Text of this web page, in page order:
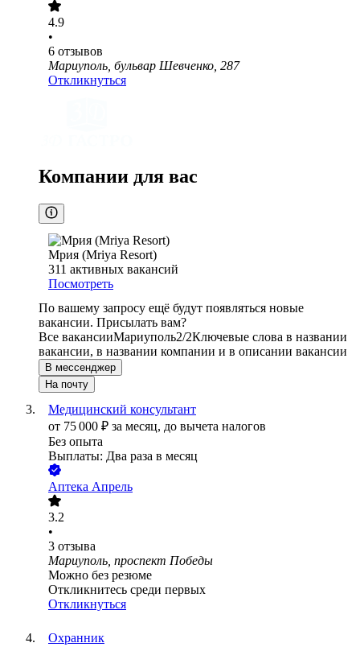
4.9
•
6 отзывов
Мариуполь, бульвар Шевченко, 287
Откликнуться
Компании для вас
Мрия (Mriya Resort)
311 активных вакансий
Посмотреть
По вашему запросу ещё будут появляться новые
вакансии. Присылать вам?
Все вакансииМариуполь2/2Ключевые слова в названии
вакансии, в названии компании и в описании вакансии
В мессенджер
На почту
Медицинский консультант
от 75 000 ₽ за месяц, до вычета налогов
Без опыта
Выплаты: Два раза в месяц
Аптека Апрель
3.2
•
3 отзыва
Мариуполь, проспект Победы
Можно без резюме
Откликнитесь среди первых
Откликнуться
Охранник